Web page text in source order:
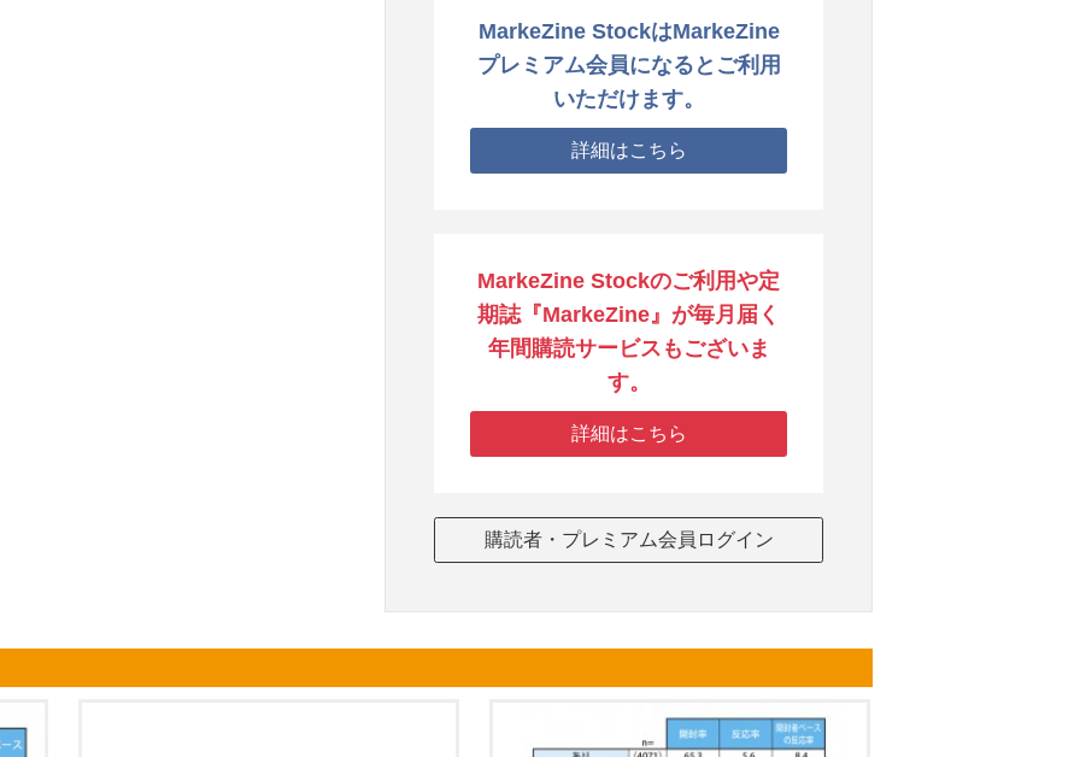
MarkeZine StockはMarkeZine
プレミアム会員になるとご利用
いただけます。
詳細はこちら
MarkeZine Stockのご利用や定
期誌『MarkeZine』が毎月届く
年間購読サービスもございま
す。
詳細はこちら
購読者・プレミアム会員ログイン